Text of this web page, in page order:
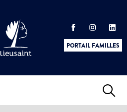
PORTAIL FAMILLES